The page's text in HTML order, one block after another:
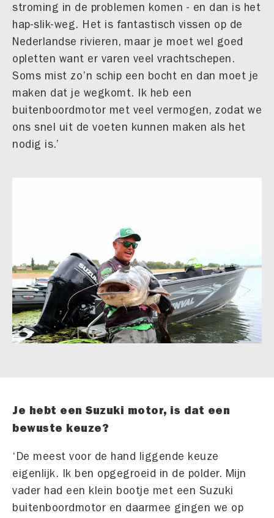
stroming in de problemen komen - en dan is het
hap-slik-weg. Het is fantastisch vissen op de
Nederlandse rivieren, maar je moet wel goed
opletten want er varen veel vrachtschepen.
Soms mist zo’n schip een bocht en dan moet je
maken dat je wegkomt. Ik heb een
buitenboordmotor met veel vermogen, zodat we
ons snel uit de voeten kunnen maken als het
nodig is.’
Je hebt een Suzuki motor, is dat een
bewuste keuze?
‘De meest voor de hand liggende keuze
eigenlijk. Ik ben opgegroeid in de polder. Mijn
vader had een klein bootje met een Suzuki
buitenboordmotor en daarmee gingen we op